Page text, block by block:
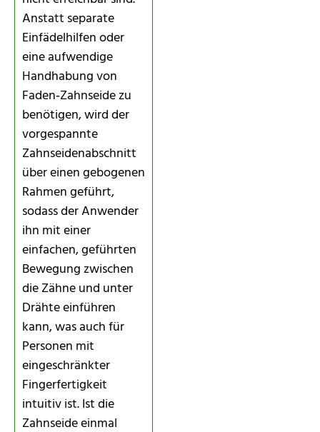
Anstatt separate
Einfädelhilfen oder
eine aufwendige
Handhabung von
Faden‑Zahnseide zu
benötigen, wird der
vorgespannte
Zahnseidenabschnitt
über einen gebogenen
Rahmen geführt,
sodass der Anwender
ihn mit einer
einfachen, geführten
Bewegung zwischen
die Zähne und unter
Drähte einführen
kann, was auch für
Personen mit
eingeschränkter
Fingerfertigkeit
intuitiv ist. Ist die
Zahnseide einmal